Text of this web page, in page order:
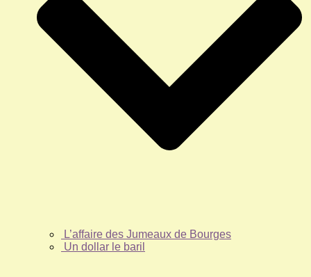
L’affaire des Jumeaux de Bourges
Un dollar le baril